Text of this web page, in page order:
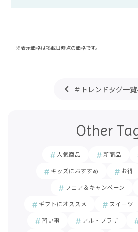
※表示価格は掲載日時点の価格です。
＃トレンドタグ一
Other
人気商品 新商品
キッズにおすすめ お得
フェア＆キャンペーン
ギフトにオススメ スイーツ
習い事 アル・プラザ